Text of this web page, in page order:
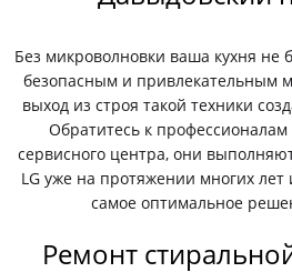
Без микроволновки ваша кухня не
безопасным и привлекательным
выход из строя такой техники
Обратитесь к профессионалам
сервисного центра, они
LG уже на протяжении многих
самое оптимальное
Ремонт